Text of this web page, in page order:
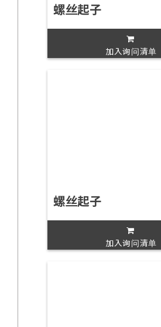
螺丝起子
加入询问清单
螺丝起子
加入询问清单